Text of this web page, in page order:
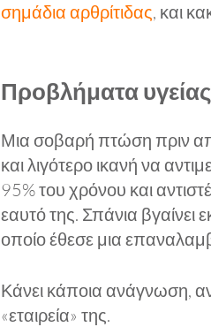
σημάδια αρθρίτιδας, και
Προβλήματα υγείας
Μια σοβαρή πτώση πριν
και λιγότερο ικανή να
95% του χρόνου και
εαυτό της. Σπάνια
οποίο έθεσε μια
Κάνει κάποια ανάγνωση,
«εταιρεία» της.